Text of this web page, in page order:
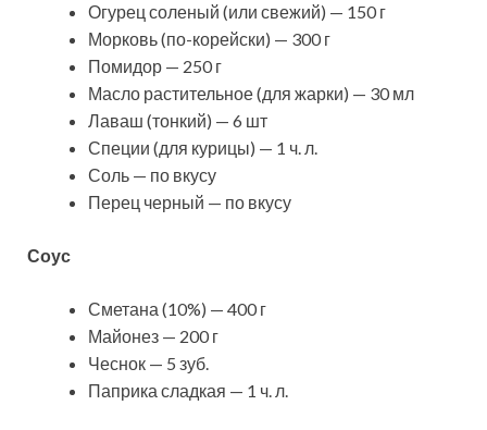
Огурец соленый (или свежий) — 150 г
Морковь (по-корейски) — 300 г
Помидор — 250 г
Масло растительное (для жарки) — 30 мл
Лаваш (тонкий) — 6 шт
Специи (для курицы) — 1 ч. л.
Соль — по вкусу
Перец черный — по вкусу
Соус
Сметана (10%) — 400 г
Майонез — 200 г
Чеснок — 5 зуб.
Паприка сладкая — 1 ч. л.